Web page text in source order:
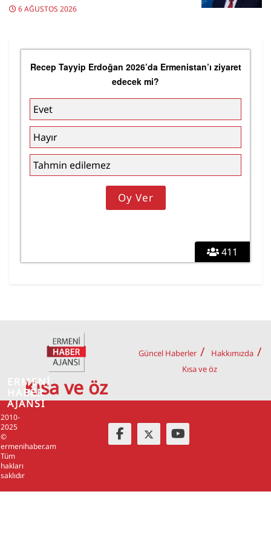
6 AĞUSTOS 2026
411
Recep Tayyip Erdoğan 2026’da Ermenistan’ı ziyaret
edecek mi?
Evet
Hayır
Tahmin edilemez
Kısa ve öz
Güncel Haberler
Hakkımızda
Kısa ve öz
2010-
2025
©
ermenihaber.am
Tüm
hakları
saklıdır
ERMENİ
HABER
AJANSI